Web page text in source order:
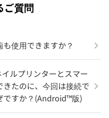
ご質問
も使用できますか？
ルプリンターとスマー
きたのに、今回は接続で
ですか？(Android™版)